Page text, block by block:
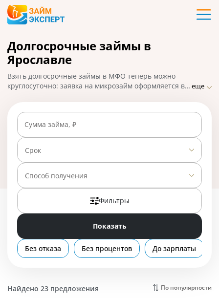
Карты
Кредиты
Ипотека
Вклады
Бизнес
Банки
Ярославль
Долгосрочные займы в
Ярославле
Взять долгосрочные займы в МФО теперь можно
круглосуточно: заявка на микрозайм оформляется в
микрофинансовых компаний в Ярославле, где деньги
можно получить быстро и по низкой процентной
ставке. На 01.05.2025 вам доступно 23 предложения
со ставкой от 0% в день.
еще
Сумма займа, ₽
Срок
Способ получения
Фильтры
Показать
Без отказа Без процентов До зарплаты
Найдено 23 предложения По популярности